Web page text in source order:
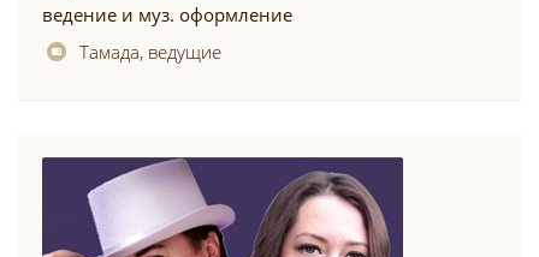
ведение и муз. оформление
Тамада, ведущие